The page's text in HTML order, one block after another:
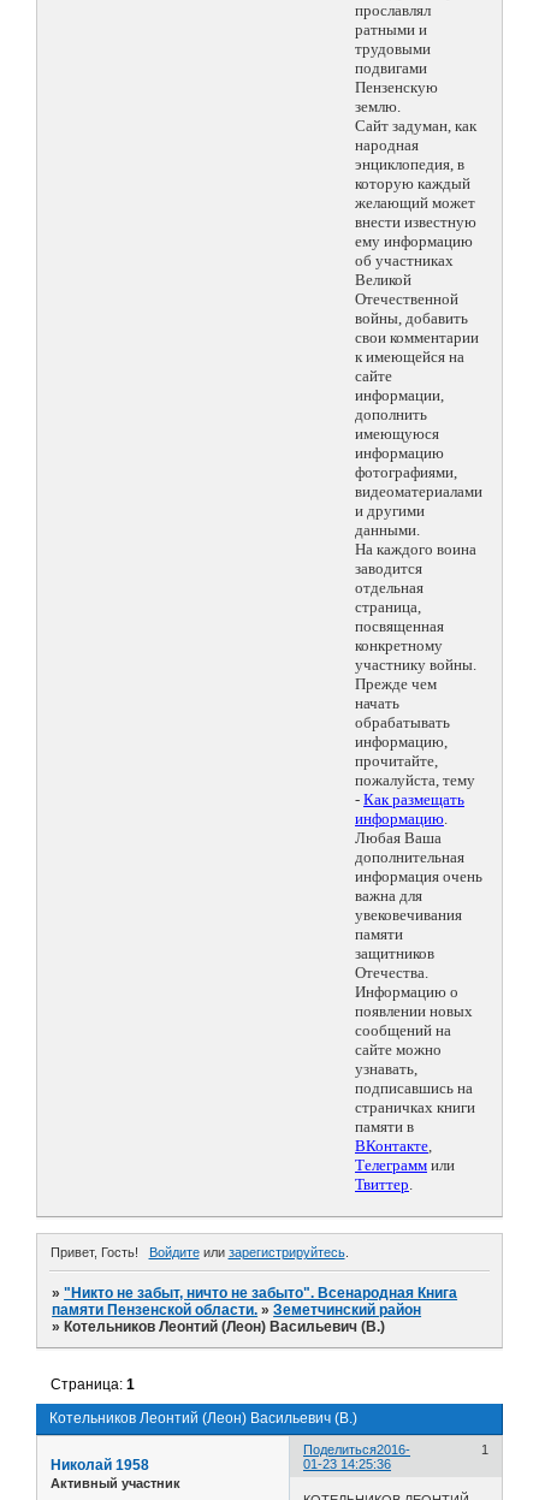
прославлял
ратными и
трудовыми
подвигами
Пензенскую
землю.
Сайт задуман, как
народная
энциклопедия, в
которую каждый
желающий может
внести известную
ему информацию
об участниках
Великой
Отечественной
войны, добавить
свои комментарии
к имеющейся на
сайте
информации,
дополнить
имеющуюся
информацию
фотографиями,
видеоматериалами
и другими
данными.
На каждого воина
заводится
отдельная
страница,
посвященная
конкретному
участнику войны.
Прежде чем
начать
обрабатывать
информацию,
прочитайте,
пожалуйста, тему
- Как размещать
информацию.
Любая Ваша
дополнительная
информация очень
важна для
увековечивания
памяти
защитников
Отечества.
Информацию о
появлении новых
сообщений на
сайте можно
узнавать,
подписавшись на
страничках книги
памяти в
ВКонтакте,
Телеграмм или
Твиттер.
Привет, Гость! Войдитеили зарегистрируйтесь.
»"Никто не забыт, ничто не забыто". Всенародная Книга
памяти Пензенской области. »Земетчинский район
» Котельников Леонтий (Леон) Васильевич (В.)
Котельников Леонтий (Леон) Васильевич (В.)
Страница:1
Поделиться 1
2016-
01-23 14:25:36
Николай 1958
Активный участник